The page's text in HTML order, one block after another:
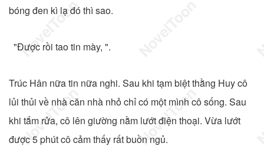
bóng đen kì lạ đó thì sao.
"Được rồi tao tin mày, ".
Trúc Hân nữa tin nữa nghi. Sau khi tạm biệt thằng Huy cô
lủi thủi về nhà căn nhà nhỏ chỉ có một mình cô sống. Sau
khi tắm rửa, cô lên giường nằm lướt điện thoại. Vừa lướt
được 5 phút cô cảm thấy rất buồn ngủ.